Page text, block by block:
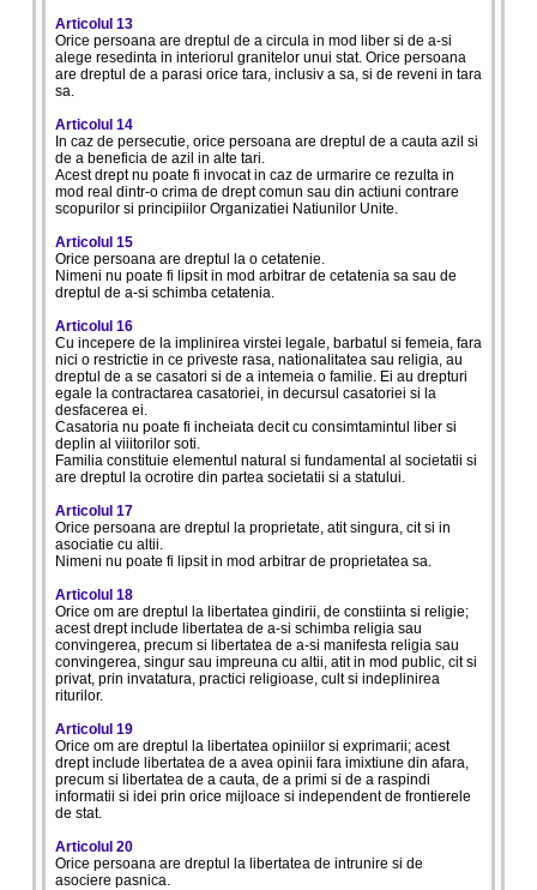
Articolul 13
Orice persoana are dreptul de a circula in mod liber si de a-si
alege resedinta in interiorul granitelor unui stat. Orice persoana
are dreptul de a parasi orice tara, inclusiv a sa, si de reveni in tara
sa.
Articolul 14
In caz de persecutie, orice persoana are dreptul de a cauta azil si
de a beneficia de azil in alte tari.
Acest drept nu poate fi invocat in caz de urmarire ce rezulta in
mod real dintr-o crima de drept comun sau din actiuni contrare
scopurilor si principiilor Organizatiei Natiunilor Unite.
Articolul 15
Orice persoana are dreptul la o cetatenie.
Nimeni nu poate fi lipsit in mod arbitrar de cetatenia sa sau de
dreptul de a-si schimba cetatenia.
Articolul 16
Cu incepere de la implinirea virstei legale, barbatul si femeia, fara
nici o restrictie in ce priveste rasa, nationalitatea sau religia, au
dreptul de a se casatori si de a intemeia o familie. Ei au drepturi
egale la contractarea casatoriei, in decursul casatoriei si la
desfacerea ei.
Casatoria nu poate fi incheiata decit cu consimtamintul liber si
deplin al viiitorilor soti.
Familia constituie elementul natural si fundamental al societatii si
are dreptul la ocrotire din partea societatii si a statului.
Articolul 17
Orice persoana are dreptul la proprietate, atit singura, cit si in
asociatie cu altii.
Nimeni nu poate fi lipsit in mod arbitrar de proprietatea sa.
Articolul 18
Orice om are dreptul la libertatea gindirii, de constiinta si religie;
acest drept include libertatea de a-si schimba religia sau
convingerea, precum si libertatea de a-si manifesta religia sau
convingerea, singur sau impreuna cu altii, atit in mod public, cit si
privat, prin invatatura, practici religioase, cult si indeplinirea
riturilor.
Articolul 19
Orice om are dreptul la libertatea opiniilor si exprimarii; acest
drept include libertatea de a avea opinii fara imixtiune din afara,
precum si libertatea de a cauta, de a primi si de a raspindi
informatii si idei prin orice mijloace si independent de frontierele
de stat.
Articolul 20
Orice persoana are dreptul la libertatea de intrunire si de
asociere pasnica.